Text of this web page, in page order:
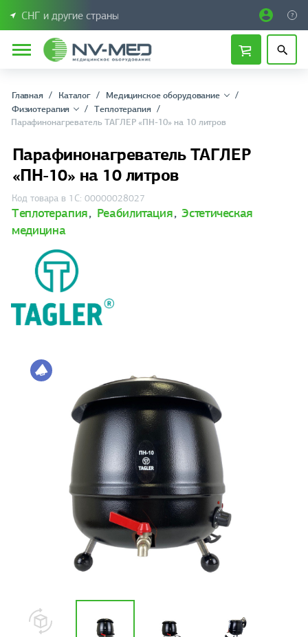
СНГ и другие страны
Главная Каталог
Медицинское оборудование
Физиотерапия
Теплотерапия
Парафинонагреватель ТАГЛЕР «ПН-10» на 10 литров
Парафинонагреватель ТАГЛЕР
«ПН-10» на 10 литров
Код товара в 1С: 00000028027
Теплотерапия, Реабилитация, Эстетическая
медицина